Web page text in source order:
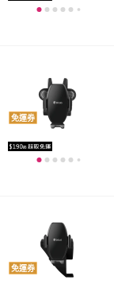
免運券
免運券